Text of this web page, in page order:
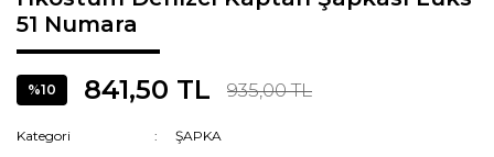
51 Numara
%10 841,50 TL 935,00 TL
Kategori
ŞAPKA